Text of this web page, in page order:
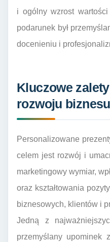
i ogólny wzrost
podarunek był
docenieniu i
Kluczowe
rozwoju biznesu
Personalizowane
celem jest rozwój i
marketingowy wymiar,
oraz kształtowania
biznesowych, klientów i
Jedną z
przemyślany upominek